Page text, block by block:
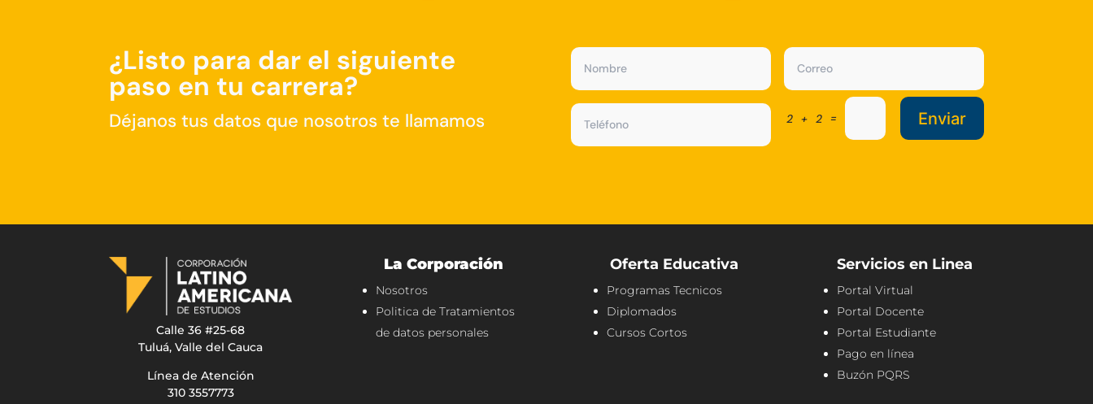
¿Listo para dar el siguiente
paso en tu carrera?
Déjanos tus datos que nosotros te llamamos 2 + 2 = Enviar
Calle 36 #25-68
Tuluá, Valle del Cauca
Línea de Atención
310 3557773
La Corporación
Nosotros
Politica de Tratamientos
de datos personales
Oferta Educativa
Programas Tecnicos
Diplomados
Cursos Cortos
Servicios en Linea
Portal Virtual
Portal Docente
Portal Estudiante
Pago en línea
Buzón PQRS